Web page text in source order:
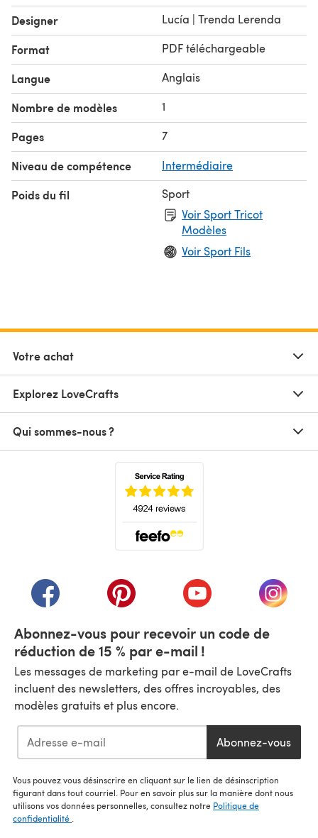
Designer Lucía | Trenda Lerenda
Format PDF téléchargeable
Langue Anglais
Nombre de modèles 1
Pages 7
Niveau de compétence Intermédiaire
Poids du fil
Sport
Voir Sport Tricot
Modèles
Voir Sport Fils
Votre achat
Explorez LoveCrafts
Qui sommes-nous ?
(s'ouvre dans un nouvel onglet)
(s'ouvre dans un nouvel onglet)
(s'ouvre dans un(s'ouvre
Abonnez-vous pour recevoir un code de
réduction de 15 % par e-mail !
Les messages de marketing par e-mail de LoveCrafts
incluent des newsletters, des offres incroyables, des
modèles gratuits et plus encore.
Abonnez-vous
Vous pouvez vous désinscrire en cliquant sur le lien de désinscription
figurant dans tout courriel. Pour en savoir plus sur la manière dont nous
utilisons vos données personnelles, consultez notre Politique de
confidentialité